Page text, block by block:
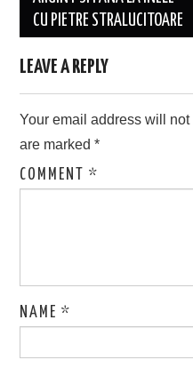
CU PIETRE STRALUCITOARE
LEAVE A REPLY
Your email address will
are marked*
COMMENT*
NAME*